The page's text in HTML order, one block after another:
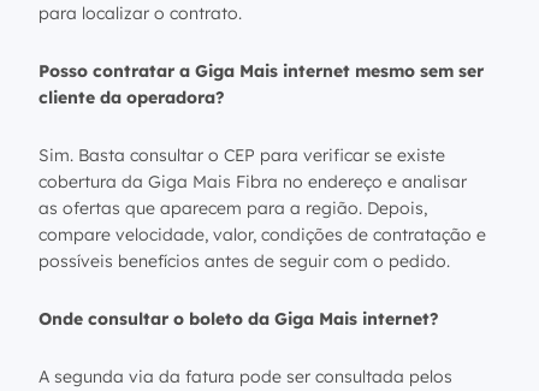
para localizar o contrato.
Posso contratar a Giga Mais internet mesmo sem ser
cliente da operadora?
Sim. Basta consultar o CEP para verificar se existe
cobertura da Giga Mais Fibra no endereço e analisar
as ofertas que aparecem para a região. Depois,
compare velocidade, valor, condições de contratação e
possíveis benefícios antes de seguir com o pedido.
Onde consultar o boleto da Giga Mais internet?
A segunda via da fatura pode ser consultada pelos